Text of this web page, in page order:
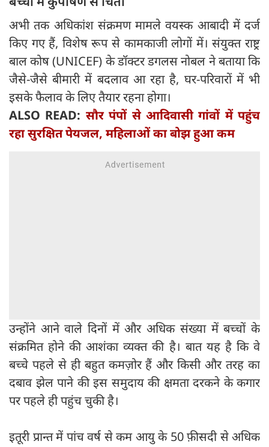
अभी तक अधिकांश संक्रमण मामले वयस्क आबादी में दर्ज
किए गए हैं, विशेष रूप से कामकाजी लोगों में। संयुक्त राष्ट्र
बाल कोष (UNICEF) के डॉक्टर डगलस नोबल ने बताया कि
जैसे-जैसे बीमारी में बदलाव आ रहा है, घर-परिवारों में भी
इसके फैलाव के लिए तैयार रहना होगा।
ALSO READ: सौर पंपों से आदिवासी गांवों में पहुंच
रहा सुरक्षित पेयजल, महिलाओं का बोझ हुआ कम
उन्होंने आने वाले दिनों में और अधिक संख्या में बच्चों के
संक्रमित होने की आशंका व्यक्त की है। बात यह है कि वे
बच्चे पहले से ही बहुत कमज़ोर हैं और किसी और तरह का
दबाव झेल पाने की इस समुदाय की क्षमता दरकने के कगार
पर पहले ही पहुंच चुकी है।
इतूरी प्रान्त में पांच वर्ष से कम आयु के 50 फ़ीसदी से अधिक